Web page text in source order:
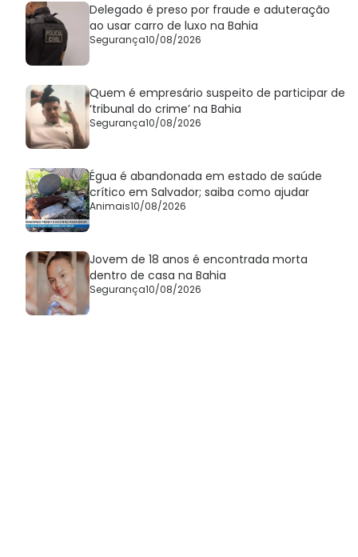
Delegado é preso por fraude e aduteração
ao usar carro de luxo na Bahia
Segurança10/08/2026
Quem é empresário suspeito de participar de
‘tribunal do crime’ na Bahia
Segurança10/08/2026
Égua é abandonada em estado de saúde
crítico em Salvador; saiba como ajudar
Animais10/08/2026
Jovem de 18 anos é encontrada morta
dentro de casa na Bahia
Segurança10/08/2026